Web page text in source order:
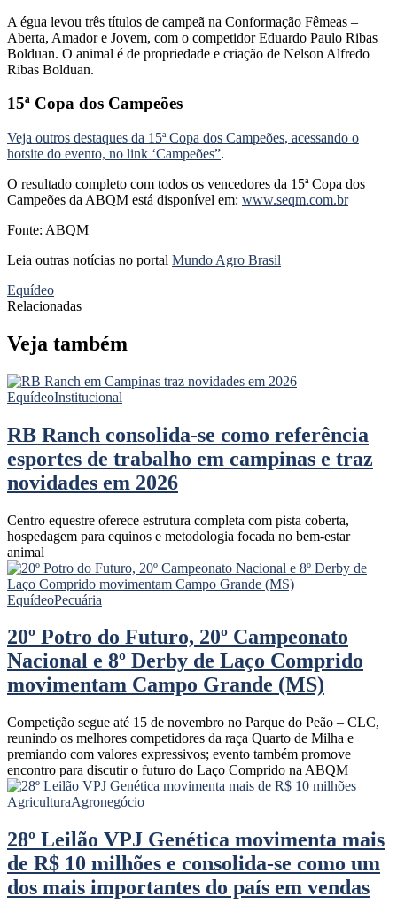
A égua levou três títulos de campeã na Conformação Fêmeas –
Aberta, Amador e Jovem, com o competidor Eduardo Paulo Ribas
Bolduan. O animal é de propriedade e criação de Nelson Alfredo
Ribas Bolduan.
15ª Copa dos Campeões
Veja outros destaques da 15ª Copa dos Campeões, acessando o
hotsite do evento, no link ‘Campeões”.
O resultado completo com todos os vencedores da 15ª Copa dos
Campeões da ABQM está disponível em: www.seqm.com.br
Fonte: ABQM
Leia outras notícias no portal Mundo Agro Brasil
Equídeo
Relacionadas
Veja também
EquídeoInstitucional
RB Ranch consolida-se como referência
esportes de trabalho em campinas e traz
novidades em 2026
Centro equestre oferece estrutura completa com pista coberta,
hospedagem para equinos e metodologia focada no bem-estar
animal
EquídeoPecuária
20º Potro do Futuro, 20º Campeonato
Nacional e 8º Derby de Laço Comprido
movimentam Campo Grande (MS)
Competição segue até 15 de novembro no Parque do Peão – CLC,
reunindo os melhores competidores da raça Quarto de Milha e
premiando com valores expressivos; evento também promove
encontro para discutir o futuro do Laço Comprido na ABQM
AgriculturaAgronegócio
28º Leilão VPJ Genética movimenta mais
de R$ 10 milhões e consolida-se como um
dos mais importantes do país em vendas